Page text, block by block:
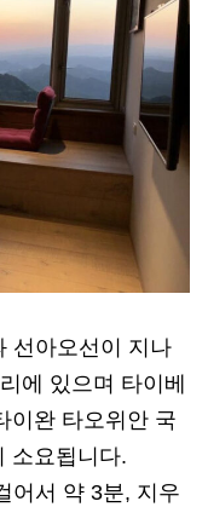
선아오선이 지나
에 있으며 타이베
이완 타오위안 국
소요됩니다.
어서 약 3분, 지우